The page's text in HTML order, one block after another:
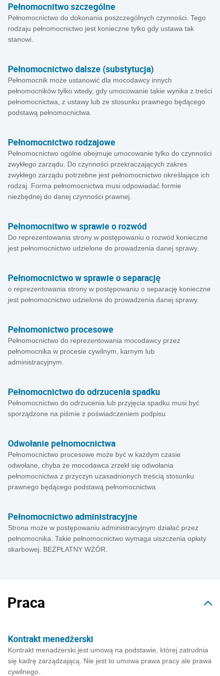
Pełnomocnitwo szczególne
Pełnomocnictwo do dokonania poszczególnych czynności. Tego
rodzaju pełnomocnictwo jest konieczne tylko gdy ustawa tak
stanowi.
Pełnomocnictwo dalsze (substytucja)
Pełnomocnik może ustanowić dla mocodawcy innych
pełnomocników tylko wtedy, gdy umocowanie takie wynika z treści
pełnomocnictwa, z ustawy lub ze stosunku prawnego będącego
podstawą pełnomocnictwa.
Pełnomocnictwo rodzajowe
Pełnomocnictwo ogólne obejmuje umocowanie tylko do czynności
zwykłego zarządu. Do czynności przekraczających zakres
zwykłego zarządu potrzebne jest pełnomocnictwo określające ich
rodzaj. Forma pełnomocnictwa musi odpowiadać formie
niezbędnej do danej czynności prawnej.
Pełnomocnitwo w sprawie o rozwód
Do reprezentowania strony w postępowaniu o rozwód konieczne
jest pełnomocnictwo udzielone do prowadzenia danej sprawy.
Pełnomocnictwo w sprawie o separację
o reprezentowania strony w postępowaniu o separację konieczne
jest pełnomocnictwo udzielone do prowadzenia danej sprawy.
Pełnomonictwo procesowe
Pełnomocnictwo do reprezentowania mocodawcy przez
pełnomocnika w procesie cywilnym, karnym lub
administracyjnym.
Pełnomocnictwo do odrzucenia spadku
Pełnomocnictwo do odrzucenia lub przyjęcia spadku musi być
sporządzone na piśmie z poświadczeniem podpisu
Odwołanie pełnomocnictwa
Pełnomocnictwo procesowe może być w każdym czasie
odwołane, chyba że mocodawca zrzekł się odwołania
pełnomocnictwa z przyczyn uzasadnionych treścią stosunku
prawnego będącego podstawą pełnomocnictwa
Pełnomocnictwo administracyjne
Strona może w postępowaniu administracyjnym działać przez
pełnomocnika. Takie pełnomocnictwo wymaga uiszczenia opłaty
skarbowej. BEZPŁATNY WZÓR.
Praca
Kontrakt menedżerski
Kontrakt menadżerski jest umową na podstawie, której zatrudnia
się kadrę zarządzającą. Nie jest to umowa prawa pracy ale prawa
cywilnego.